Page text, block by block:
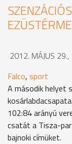
2012. MÁJUS 29.,
Falco, sport
A második helyet
102:84 arányú
csatát a Tisza-
bajnoki címüket.